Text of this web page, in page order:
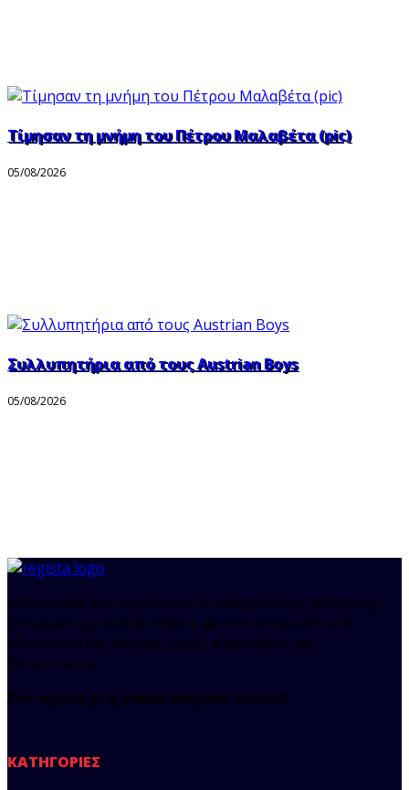
Τίμησαν τη μνήμη του Πέτρου Μαλαβέτα (pic)
05/08/2026
Συλλυπητήρια από τους Austrian Boys
05/08/2026
Ιστοσελίδα που οργανώνει το παιχνίδι της αθλητικής
ενημέρωσης στη Θεσσαλία, με αντικειμενικότητα,
αξιοπιστία και άποψη, χωρίς εξαρτήσεις και
αστερίσκους.
Στο regista.gr η μπάλα παίζεται αλλιώς!
ΚΑΤΗΓΟΡΊΕΣ